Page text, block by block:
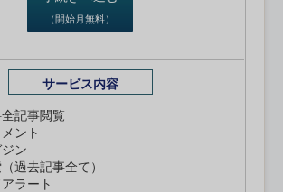
（開始月無料）
サービス内容
記事閲覧
ント
ン
過去記事全て）
ラート